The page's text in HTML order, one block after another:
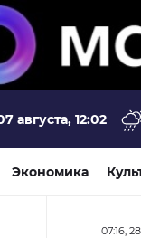
августа, 12:02
Экономика
07:16,